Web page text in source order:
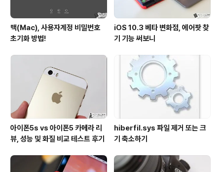
맥(Mac), 사용자계정 비밀번호
초기화 방법!
iOS 10.3 베타 변화점, 에어팟 찾
기 기능 써보니
아이폰5s vs 아이폰5 카메라 리
뷰, 성능 및 화질 비교 테스트 후기
hiberfil.sys 파일 제거 또는 크
기 축소하기